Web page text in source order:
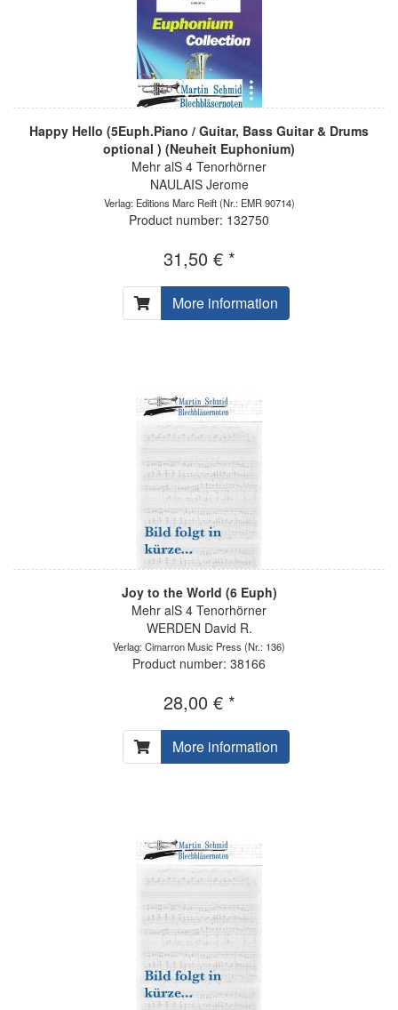
Happy Hello (5Euph.Piano / Guitar, Bass Guitar & Drums
optional ) (Neuheit Euphonium)
Mehr alS 4 Tenorhörner
NAULAIS Jerome
Verlag: Editions Marc Reift(Nr.: EMR 90714)
Product number: 132750
31,50 € *
More information
Joy to the World (6 Euph)
Mehr alS 4 Tenorhörner
WERDEN David R.
Verlag: Cimarron Music Press (Nr.: 136)
Product number: 38166
28,00 € *
More information